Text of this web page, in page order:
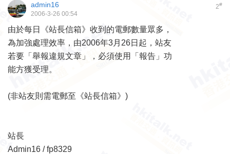
2#
admin16
2006-3-26 00:54
由於每日《站長信箱》收到的電郵數量眾多，
為加強處理效率，由2006年3月26日起，站友
若要「舉報違規文章」，必須使用「報告」功
能方獲受理。
(非站友則需電郵至《站長信箱》)
站長
Admin16 / fp8329